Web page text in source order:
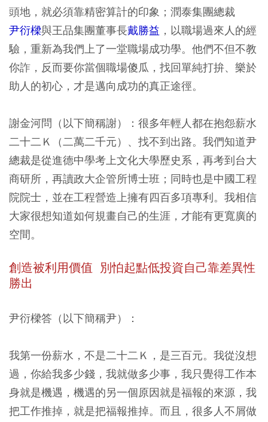
頭地，就必須靠精密算計的印象；潤泰集團總裁
尹衍樑與王品集團董事長戴勝益 ，以職場過來人的經
驗，重新為我們上了一堂職場成功學。他們不但不教
你詐，反而要你當個職場傻瓜，找回單純打拚、樂於
助人的初心，才是邁向成功的真正途徑。
謝金河問（以下簡稱謝）：很多年輕人都在抱怨薪水
二十二Ｋ（二萬二千元）、找不到出路。我們知道尹
總裁是從進德中學考上文化大學歷史系，再考到台大
商研所，再讀政大企管所博士班；同時也是中國工程
院院士，並在工程營造上擁有四百多項專利。我相信
大家很想知道如何規畫自己的生涯，才能有更寬廣的
空間。
創造被利用價值 別怕起點低投資自己靠差異性
勝出
尹衍樑答（以下簡稱尹）：
我第一份薪水，不是二十二Ｋ，是三百元。我從沒想
過，你給我多少錢，我就做多少事，我只覺得工作本
身就是機遇，機遇的另一個原因就是福報的來源，我
把工作推掉，就是把福報推掉。而且，很多人不屑做